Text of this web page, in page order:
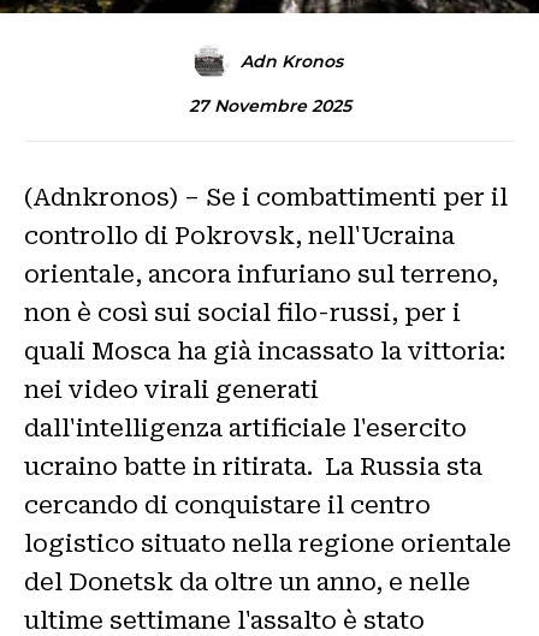
Adn Kronos
27 Novembre 2025
(Adnkronos) – Se i combattimenti per il
controllo di Pokrovsk, nell'Ucraina
orientale, ancora infuriano sul terreno,
non è così sui social filo-russi, per i
quali Mosca ha già incassato la vittoria:
nei video virali generati
dall'intelligenza artificiale l'esercito
ucraino batte in ritirata. La Russia sta
cercando di conquistare il centro
logistico situato nella regione orientale
del Donetsk da oltre un anno, e nelle
ultime settimane l'assalto è stato